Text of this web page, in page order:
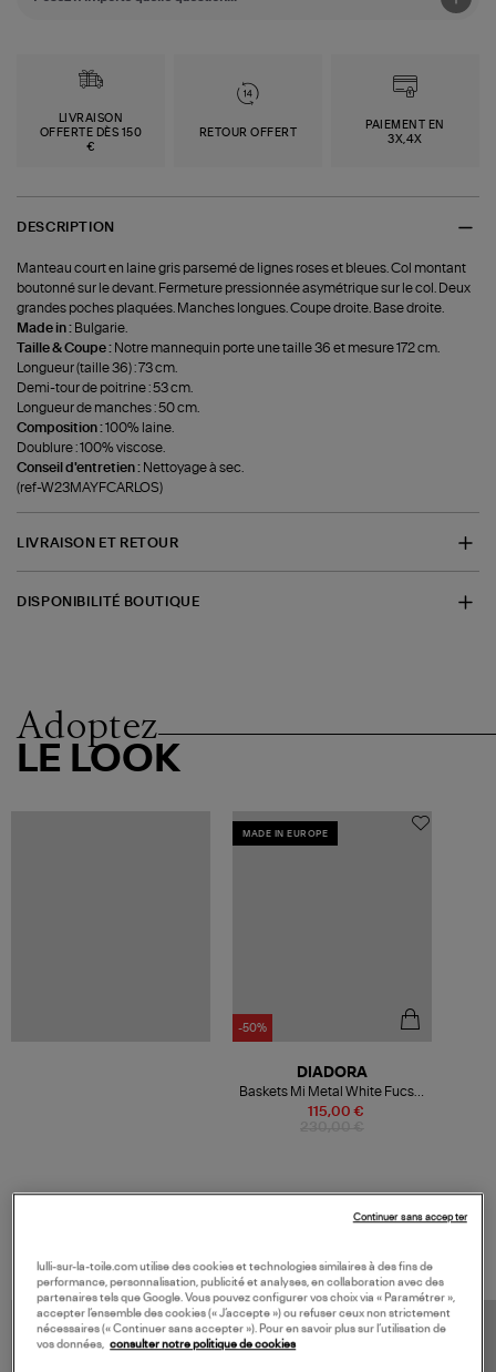
LIVRAISON
OFFERTE DÈS 150
€
RETOUR OFFERT
PAIEMENT EN
3X,4X
DESCRIPTION
Manteau court en laine gris parsemé de lignes roses et bleues. Col montant
boutonné sur le devant. Fermeture pressionnée asymétrique sur le col. Deux
grandes poches plaquées. Manches longues. Coupe droite. Base droite.
Made in : Bulgarie.
Taille & Coupe : Notre mannequin porte une taille 36 et mesure 172 cm.
Longueur (taille 36) : 73 cm.
Demi-tour de poitrine : 53 cm.
Longueur de manches : 50 cm.
Composition :100% laine.
Doublure : 100% viscose.
Conseil d'entretien : Nettoyage à sec.
(ref-W23MAYFCARLOS)
LIVRAISON ET RETOUR
DISPONIBILITÉ BOUTIQUE
Adoptez
LE LOOK
MADE IN EUROPE
-50%
115,00 €
DIADORA
Baskets Mi Metal White Fucsia
Red
lulli-sur-la-toile.com utilise des cookies et technologies similaires à des fins de
performance, personnalisation, publicité et analyses, en collaboration avec des
partenaires tels que Google. Vous pouvez configurer vos choix via « Paramétrer »,
accepter l’ensemble des cookies (« J’accepte ») ou refuser ceux non strictement
nécessaires (« Continuer sans accepter »). Pour en savoir plus sur l’utilisation de
vos données,
consulter notre politique de cookies
Continuer sans accepter